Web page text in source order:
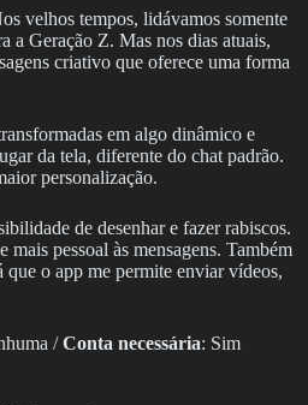
velhos tempos, lidávamos somente
a Geração Z. Mas nos dias atuais,
criativo que oferece uma forma
em algo dinâmico e
da tela, diferente do chat padrão.
personalização.
de desenhar e fazer rabiscos.
pessoal às mensagens. Também
o app me permite enviar vídeos,
/Conta necessária: Sim